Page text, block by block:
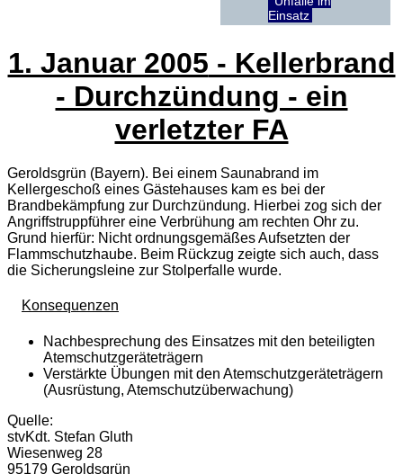
Einsatz
1. Januar 2005 - Kellerbrand
- Durchzündung - ein
verletzter FA
Geroldsgrün (Bayern). Bei einem Saunabrand im
Kellergeschoß eines Gästehauses kam es bei der
Brandbekämpfung zur Durchzündung. Hierbei zog sich der
Angriffstruppführer eine Verbrühung am rechten Ohr zu.
Grund hierfür: Nicht ordnungsgemäßes Aufsetzten der
Flammschutzhaube. Beim Rückzug zeigte sich auch, dass
die Sicherungsleine zur Stolperfalle wurde.
Konsequenzen
Nachbesprechung des Einsatzes mit den beteiligten
Atemschutzgeräteträgern
Verstärkte Übungen mit den Atemschutzgeräteträgern
(Ausrüstung, Atemschutzüberwachung)
Quelle:
stvKdt. Stefan Gluth
Wiesenweg 28
95179 Geroldsgrün